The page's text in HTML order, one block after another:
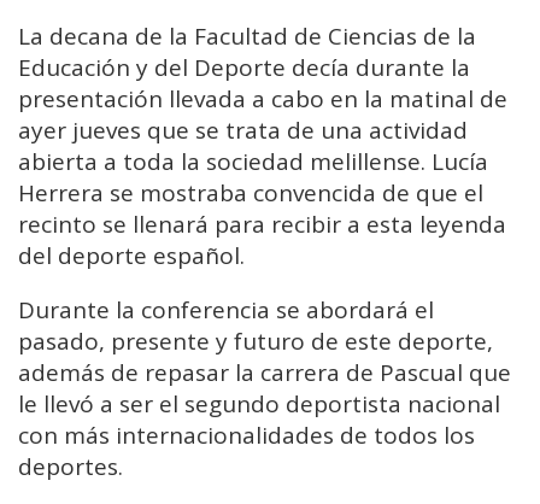
La decana de la Facultad de Ciencias de la
Educación y del Deporte decía durante la
presentación llevada a cabo en la matinal de
ayer jueves que se trata de una actividad
abierta a toda la sociedad melillense. Lucía
Herrera se mostraba convencida de que el
recinto se llenará para recibir a esta leyenda
del deporte español.
Durante la conferencia se abordará el
pasado, presente y futuro de este deporte,
además de repasar la carrera de Pascual que
le llevó a ser el segundo deportista nacional
con más internacionalidades de todos los
deportes.